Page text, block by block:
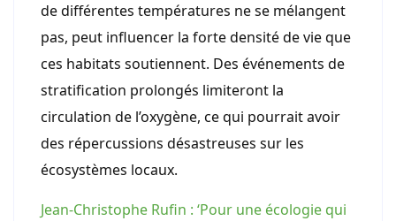
de différentes températures ne se mélangent
pas, peut influencer la forte densité de vie que
ces habitats soutiennent. Des événements de
stratification prolongés limiteront la
circulation de l’oxygène, ce qui pourrait avoir
des répercussions désastreuses sur les
écosystèmes locaux.
Jean-Christophe Rufin : ‘Pour une écologie qui